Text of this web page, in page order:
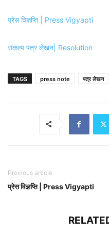
प्रेस विज्ञप्ति | Press Vigyapti
संकल्प पत्र लेखन| Resolution
TAGS press note पत्र लेखन
Previous article
प्रेस विज्ञप्ति | Press Vigyapti